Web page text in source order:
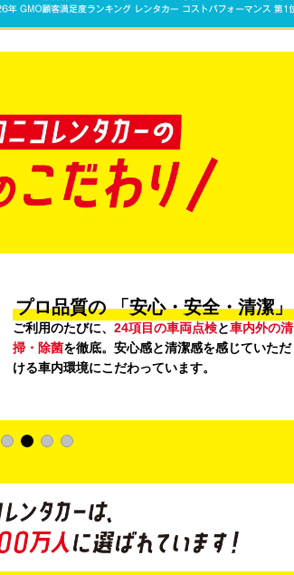
プロ品質の 「安心・安全・清潔」
ご利用のたびに、 24項目の車両点検と車内外の清
掃・除菌を徹底。安心感と清潔感を感じていただ
ける車内環境にこだわっています。